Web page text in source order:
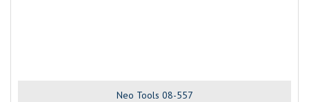
Neo Tools 08-557